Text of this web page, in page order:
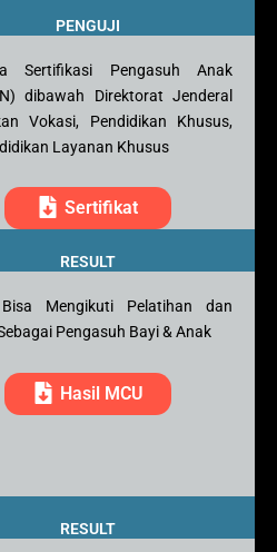
PENGUJI
Sertifikasi Pengasuh Anak
dibawah Direktorat Jenderal
Vokasi, Pendidikan Khusus,
Layanan Khusus
Sertifikat
RESULT
Mengikuti Pelatihan dan
Pengasuh Bayi & Anak
Hasil MCU
RESULT